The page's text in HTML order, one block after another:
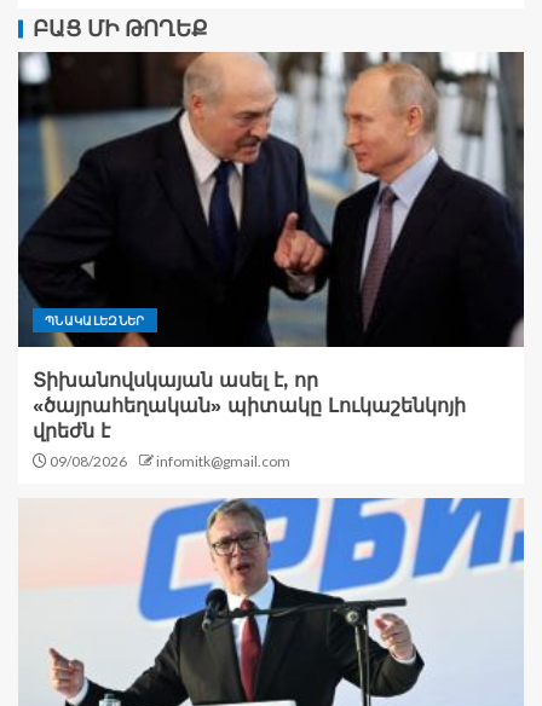
ԲԱՑ ՄԻ ԹՈՂԵՔ
ՊՆԱԿԱԼԵԶՆԵՐ
Տիխանովսկայան ասել է, որ
«ծայրահեղական» պիտակը Լուկաշենկոյի
վրեժն է
09/08/2026 infomitk@gmail.com